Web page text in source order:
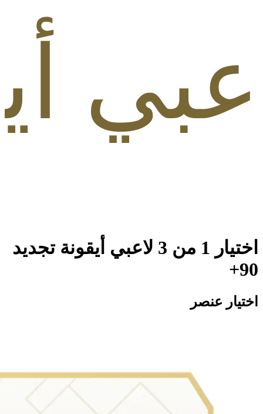
1 من 3 لاعبي أيقونة تجديد